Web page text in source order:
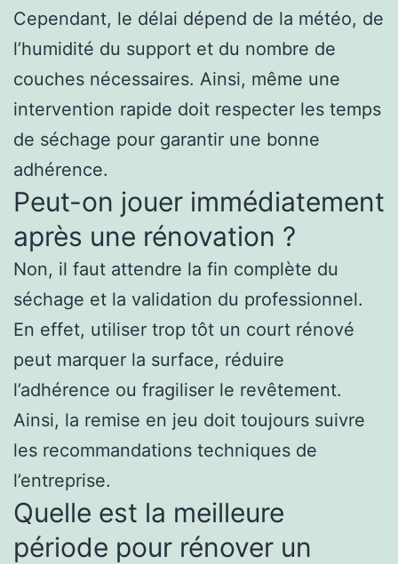
Cependant, le délai dépend de la météo, de
l’humidité du support et du nombre de
couches nécessaires. Ainsi, même une
intervention rapide doit respecter les temps
de séchage pour garantir une bonne
adhérence.
Peut-on jouer immédiatement
après une rénovation ?
Non, il faut attendre la fin complète du
séchage et la validation du professionnel.
En effet, utiliser trop tôt un court rénové
peut marquer la surface, réduire
l’adhérence ou fragiliser le revêtement.
Ainsi, la remise en jeu doit toujours suivre
les recommandations techniques de
l’entreprise.
Quelle est la meilleure
période pour rénover un